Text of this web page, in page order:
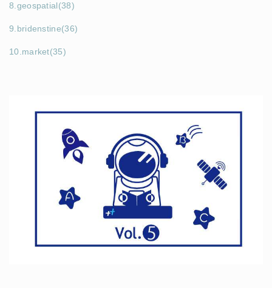
8.geospatial(38)
9.bridenstine(36)
10.market(35)